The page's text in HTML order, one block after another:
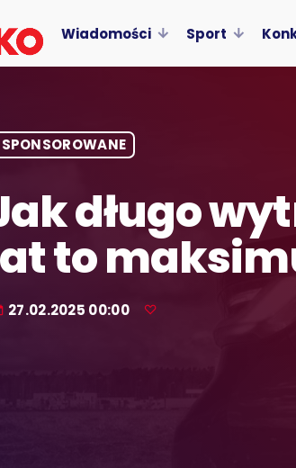
Wiadomości Sport
SPONSOROWANE
długo
to
27.02.2025 00:00